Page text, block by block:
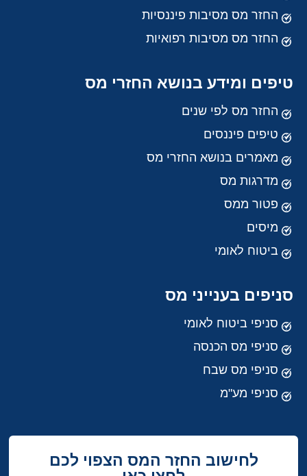
החזר מס מסיבות פיננסיות
החזר מס מסיבות רפואיות
טיפים ומידע בנושא החזרי מס
החזר מס לפי שנים
טיפים פיננסים
מאמרים בנושא החזרי מס
מדרגות מס
פטור ממס
מיסים
ביטוח לאומי
סניפים בענייני מס
סניפי ביטוח לאומי
סניפי מס הכנסה
סניפי מס שבח
סניפי מע"מ
לחישוב החזר המס הצפוי לכם